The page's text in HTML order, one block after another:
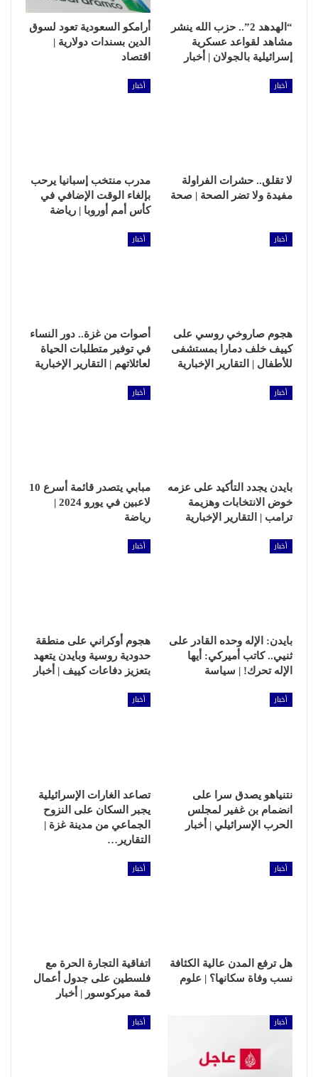
“الهدهد 2”.. حزب الله ينشر
مشاهد لقواعد عسكرية
إسرائيلية بالجولان | أخبار
أرامكو السعودية تعود لسوق
الدين بسندات دولارية |
اقتصاد
أخبار
لا تقلق.. حشرات الفراولة
مفيدة ولا تضر الصحة | صحة
أخبار
مدرب منتخب إسبانيا يرحب
بإلغاء الوقت الإضافي في
كأس أمم أوروبا | رياضة
أخبار
هجوم صاروخي روسي على
كييف خلف دمارا بمستشفى
للأطفال | التقارير الإخبارية
أخبار
أصوات من غزة.. دور النساء
في توفير متطلبات الحياة
لعائلاتهم | التقارير الإخبارية
أخبار
بايدن يجدد التأكيد على عزمه
خوض الانتخابات وهزيمة
ترامب | التقارير الإخبارية
أخبار
مبابي يتصدر قائمة أسرع 10
لاعبين في يورو 2024 |
رياضة
أخبار
بايدن: الإله وحده القادر على
ثنيي.. كاتب أميركي: أيها
الإله تحرك! | سياسة
أخبار
هجوم أوكراني على منطقة
حدودية روسية وبايدن يتعهد
بتعزيز دفاعات كييف | أخبار
أخبار
نتنياهو يصدق سرا على
انضمام بن غفير لمجلس
الحرب الإسرائيلي | أخبار
أخبار
تصاعد الغارات الإسرائيلية
يجبر السكان على النزوح
الجماعي من مدينة غزة |
التقارير…
أخبار
هل ترفع المدن عالية الكثافة
نسب وفاة سكانها؟ | علوم
أخبار
اتفاقية التجارة الحرة مع
فلسطين على جدول أعمال
قمة ميركوسور | أخبار
أخبار أخبار